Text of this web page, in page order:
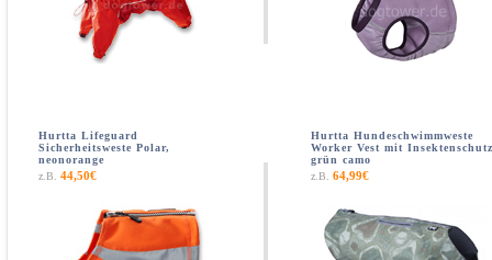
Hurtta Lifeguard
Sicherheitsweste Polar,
neonorange
z.B. 44,50€
Hurtta Hundeschwimmweste
Worker Vest mit
grün camo
z.B. 64,99€